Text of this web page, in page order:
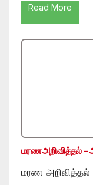
Read More
மரண அறிவித்தல் –
மரண அறிவித்தல்